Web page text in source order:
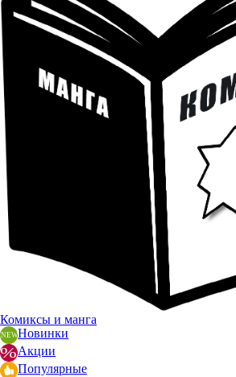
Комиксы и манга
Новинки
Акции
Популярные